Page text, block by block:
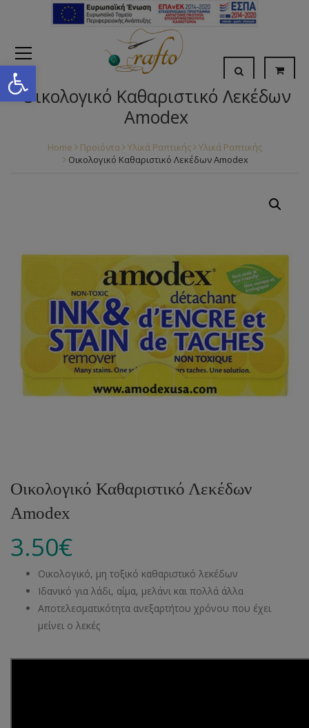
Open toolbar
Οικολογικό Καθαριστικό Λεκέδων
Amodex
Home Προϊόντα Υλικά Ραπτικής
Υλικά Ραπτικής
Οικολογικό Καθαριστικό Λεκέδων Amodex
Οικολογικό Καθαριστικό Λεκέδων
Amodex
3.50€
Οικολογικό, μη τοξικό καθαριστικό λεκέδων
Ιδανικό για λάδι, αίμα, μελάνι και πολλά άλλα
Αποτελεσματικότητα ανεξαρτήτου χρόνου που έχει
μείνει ο λεκές